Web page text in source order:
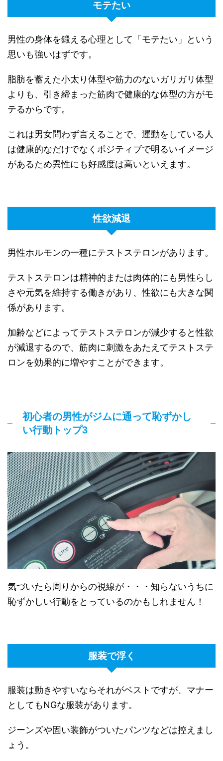
モテたい
男性の身体を鍛える心理として「モテたい」という
思いも強いはずです。
脂肪を蓄えた小太り体型や筋力のないガリガリ体型
よりも、引き締まった筋肉で健康的な体型の方がモ
テるからです。
これは男女問わず言えることで、運動をしている人
は健康的なだけでなくポジティブで明るいイメージ
があるため異性にも好感度は高いといえます。
性欲減退
男性ホルモンの一種にテストステロンがあります。
テストステロンは精神的または肉体的にも男性らし
さや元気を維持する働きがあり、性欲にも大きな関
係があります。
加齢などによってテストステロンが減少すると性欲
が減退するので、筋肉に刺激をあたえてテストステ
ロンを効果的に増やすことができます。
初心者の男性がジムに通って恥ずかし
い行動トップ3
気づいたら周りからの視線が・・・知らないうちに
恥ずかしい行動をとっているのかもしれません！
服装で浮く
服装は動きやすいならそれがベストですが、マナー
としてもNGな服装があります。
ジーンズや固い装飾がついたパンツなどは控えまし
ょう。